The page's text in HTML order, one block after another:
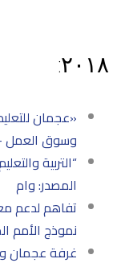
٢٠١٨:
«عجمان
وسوق العمل –
“التربية
المصدر: وام
تفاهم لدعم
نموذج الأمم
غرفة عجمان